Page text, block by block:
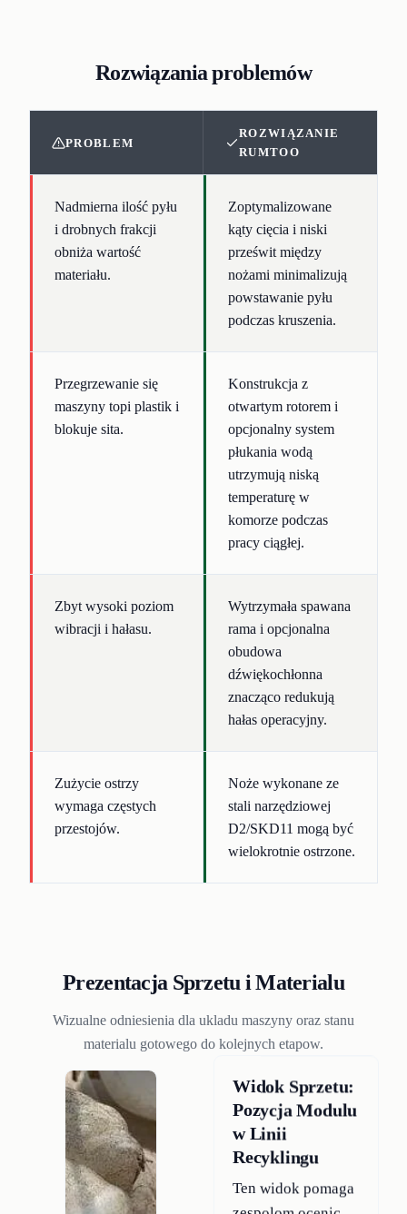
Rozwiązania problemów
PROBLEM
ROZWIĄZANIE
RUMTOO
Nadmierna ilość pyłu
i drobnych frakcji
obniża wartość
materiału.
Zoptymalizowane
kąty cięcia i niski
prześwit między
nożami minimalizują
powstawanie pyłu
podczas kruszenia.
Przegrzewanie się
maszyny topi plastik i
blokuje sita.
Konstrukcja z
otwartym rotorem i
opcjonalny system
płukania wodą
utrzymują niską
temperaturę w
komorze podczas
pracy ciągłej.
Zbyt wysoki poziom
wibracji i hałasu.
Wytrzymała spawana
rama i opcjonalna
obudowa
dźwiękochłonna
znacząco redukują
hałas operacyjny.
Zużycie ostrzy
wymaga częstych
przestojów.
Noże wykonane ze
stali narzędziowej
D2/SKD11 mogą być
wielokrotnie ostrzone.
Prezentacja Sprzetu i Materialu
Wizualne odniesienia dla ukladu maszyny oraz stanu
materialu gotowego do kolejnych etapow.
Widok Sprzetu:
Pozycja Modulu
w Linii
Recyklingu
Ten widok pomaga